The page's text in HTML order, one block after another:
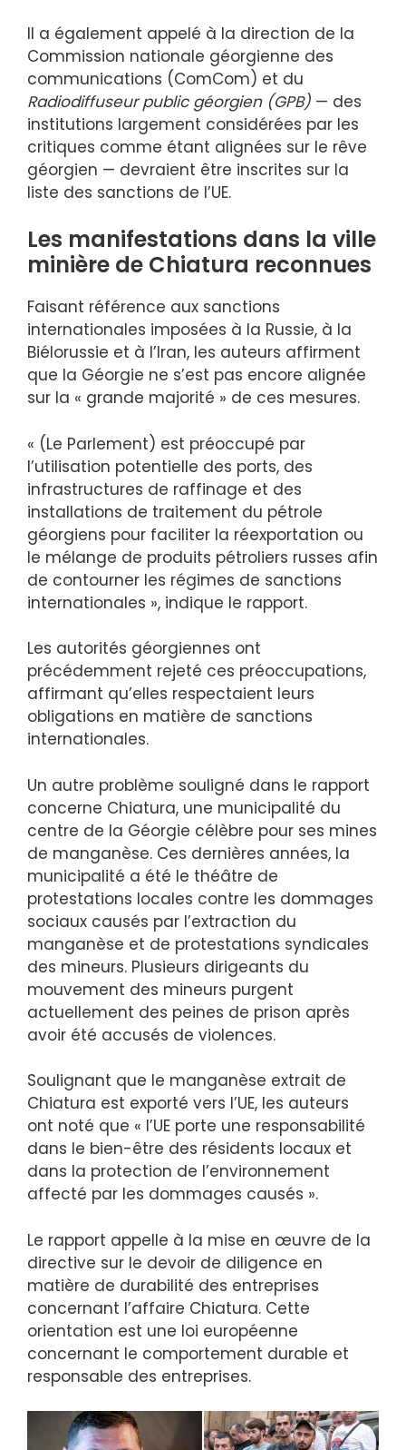
Il a également appelé à la direction de la
Commission nationale géorgienne des
communications (ComCom) et du
Radiodiffuseur public géorgien (GPB) — des
institutions largement considérées par les
critiques comme étant alignées sur le rêve
géorgien — devraient être inscrites sur la
liste des sanctions de l’UE.
Les manifestations dans la ville
minière de Chiatura reconnues
Faisant référence aux sanctions
internationales imposées à la Russie, à la
Biélorussie et à l’Iran, les auteurs affirment
que la Géorgie ne s’est pas encore alignée
sur la « grande majorité » de ces mesures.
« (Le Parlement) est préoccupé par
l’utilisation potentielle des ports, des
infrastructures de raffinage et des
installations de traitement du pétrole
géorgiens pour faciliter la réexportation ou
le mélange de produits pétroliers russes afin
de contourner les régimes de sanctions
internationales », indique le rapport.
Les autorités géorgiennes ont
précédemment rejeté ces préoccupations,
affirmant qu’elles respectaient leurs
obligations en matière de sanctions
internationales.
Un autre problème souligné dans le rapport
concerne Chiatura, une municipalité du
centre de la Géorgie célèbre pour ses mines
de manganèse. Ces dernières années, la
municipalité a été le théâtre de
protestations locales contre les dommages
sociaux causés par l’extraction du
manganèse et de protestations syndicales
des mineurs. Plusieurs dirigeants du
mouvement des mineurs purgent
actuellement des peines de prison après
avoir été accusés de violences.
Soulignant que le manganèse extrait de
Chiatura est exporté vers l’UE, les auteurs
ont noté que « l’UE porte une responsabilité
dans le bien-être des résidents locaux et
dans la protection de l’environnement
affecté par les dommages causés ».
Le rapport appelle à la mise en œuvre de la
directive sur le devoir de diligence en
matière de durabilité des entreprises
concernant l’affaire Chiatura. Cette
orientation est une loi européenne
concernant le comportement durable et
responsable des entreprises.